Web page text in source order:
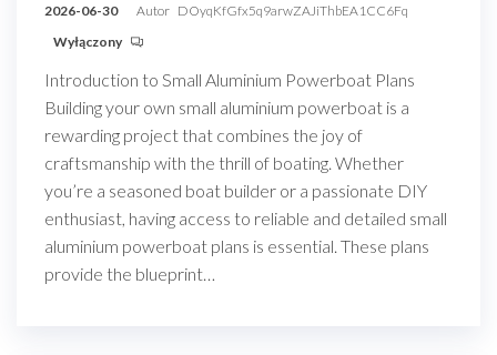
2026-06-30 Autor DOyqKfGfx5q9arwZAJiThbEA1CC6Fq
Wyłączony
Introduction to Small Aluminium Powerboat Plans
Building your own small aluminium powerboat is a
rewarding project that combines the joy of
craftsmanship with the thrill of boating. Whether
you’re a seasoned boat builder or a passionate DIY
enthusiast, having access to reliable and detailed small
aluminium powerboat plans is essential. These plans
provide the blueprint…